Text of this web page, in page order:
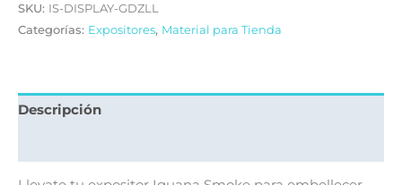
SKU: IS-DISPLAY-GDZLL
Categorías: Expositores, Material para Tienda
Descripción